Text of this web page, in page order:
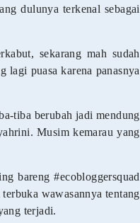
dulunya terkenal sebagai
sekarang mah sudah
puasa karena panasnya
tiba berubah jadi mendung
Musim kemarau yang
bareng #ecobloggersquad
wawasannya tentang
terjadi.